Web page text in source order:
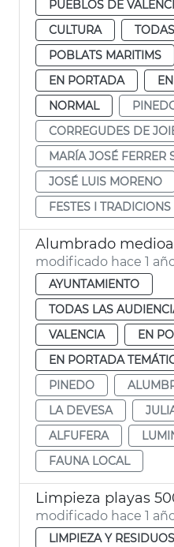
PUEBLOS DE
CULTURA
POBLATS MARITIMS
EN PORTADA
NORMAL
CORREGUDES DE
MARÍA JOSÉ FERRER
JOSÉ LUIS MORENO
FESTES I TRADICIONS
modificado hace 1
AYUNTAMIENTO
TODAS LAS
VALENCIA
EN
EN PORTADA
PINEDO
LA DEVESA
ALFUFERA
FAUNA LOCAL
Limpieza playas
modificado hace 1
LIMPIEZA Y